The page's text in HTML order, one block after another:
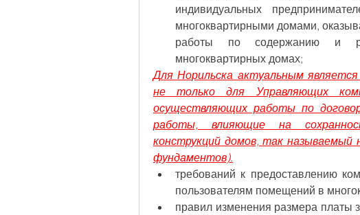
индивидуальных
многоквартирными домами,
работы по содержанию и
многоквартирных домах;
Для Норильска актуальным
не только для Управляющих
осуществляющих работы по
работы, влияющие на
конструкций домов, так называемый
фундаментов).
требований к предоставлению
пользователям помещений в
правил изменения размера платы